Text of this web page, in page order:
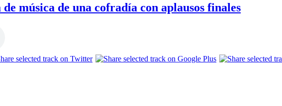
música de una cofradía con aplausos finales